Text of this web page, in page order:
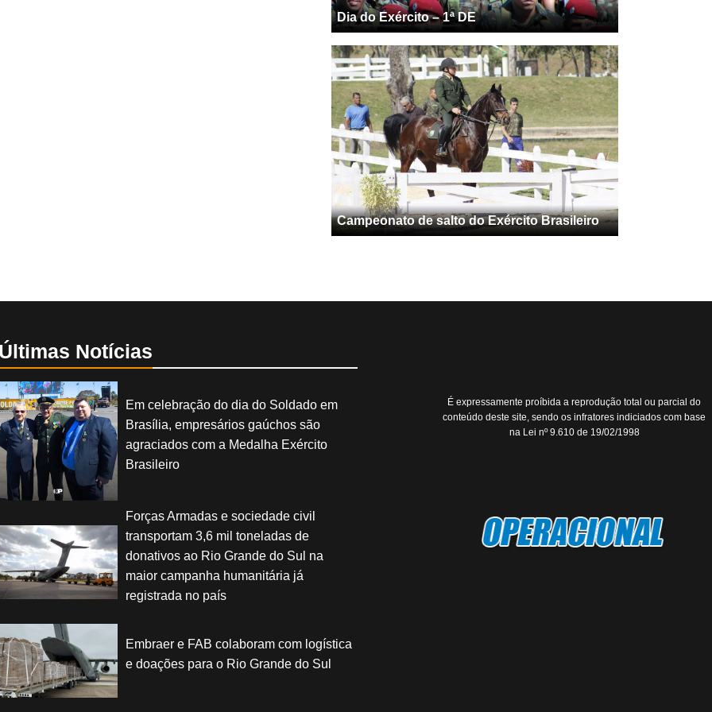
Dia do Exército – 1ª DE
Campeonato de salto do Exército Brasileiro
Últimas Notícias
Em celebração do dia do Soldado em
Brasília, empresários gaúchos são
agraciados com a Medalha Exército
Brasileiro
Forças Armadas e sociedade civil
transportam 3,6 mil toneladas de
donativos ao Rio Grande do Sul na
maior campanha humanitária já
registrada no país
Embraer e FAB colaboram com logística
e doações para o Rio Grande do Sul
É expressamente proíbida a reprodução total ou parcial do
conteúdo deste site, sendo os infratores indiciados com base
na Lei nº 9.610 de 19/02/1998